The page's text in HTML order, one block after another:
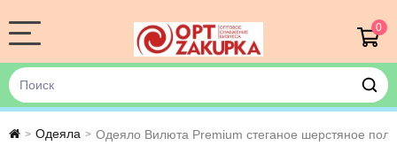
0
> Одеяла > Одеяло Вилюта Premium стеганое шерстяное